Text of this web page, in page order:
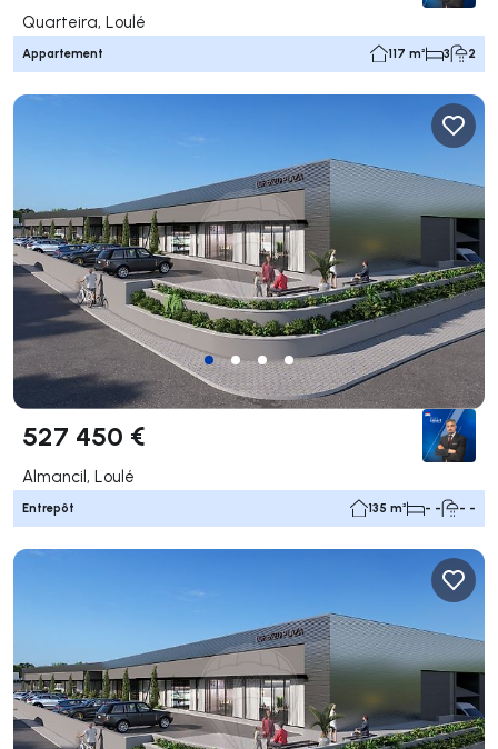
Quarteira, Loulé
Appartement 117 m² 3 2
527 450 €
Almancil, Loulé
Entrepôt 135 m² - - - -